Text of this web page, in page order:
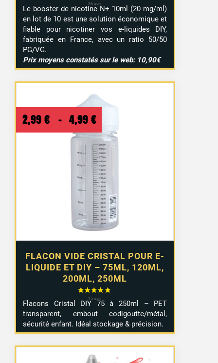
Le booster de nicotine N+ 10ml (20 mg/ml)
en lot de 10 est une solution économique et
fiable pour nicotiner vos e-liquides DIY,
fabriquée en France, avec un ratio 50/50
PG/VG.
Prix moyens constatés sur le web: 10,90€
FLACON VIDE CRISTAL POUR E-
LIQUIDE ET DIY – 75ML, 120ML,
200ML, 250ML
2,99 € – 4,99 €
de
prix :
2,99 €
à
4,99 €
Flacons Cristal DIY 75 à 250ml – PET
transparent, embout codigoutte/métal,
sécurité enfant. Idéal stockage & précision.